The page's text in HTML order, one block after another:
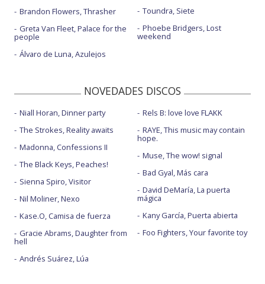
Brandon Flowers, Thrasher
Greta Van Fleet, Palace for the
people
Álvaro de Luna, Azulejos
Toundra, Siete
Phoebe Bridgers, Lost
weekend
NOVEDADES DISCOS
Niall Horan, Dinner party
The Strokes, Reality awaits
Madonna, Confessions II
The Black Keys, Peaches!
Sienna Spiro, Visitor
Nil Moliner, Nexo
Kase.O, Camisa de fuerza
Gracie Abrams, Daughter from
hell
Andrés Suárez, Lúa
Rels B: love love FLAKK
RAYE, This music may contain
hope.
Muse, The wow! signal
Bad Gyal, Más cara
David DeMaría, La puerta
mágica
Kany García, Puerta abierta
Foo Fighters, Your favorite toy